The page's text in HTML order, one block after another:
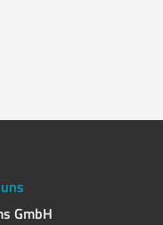
GmbH